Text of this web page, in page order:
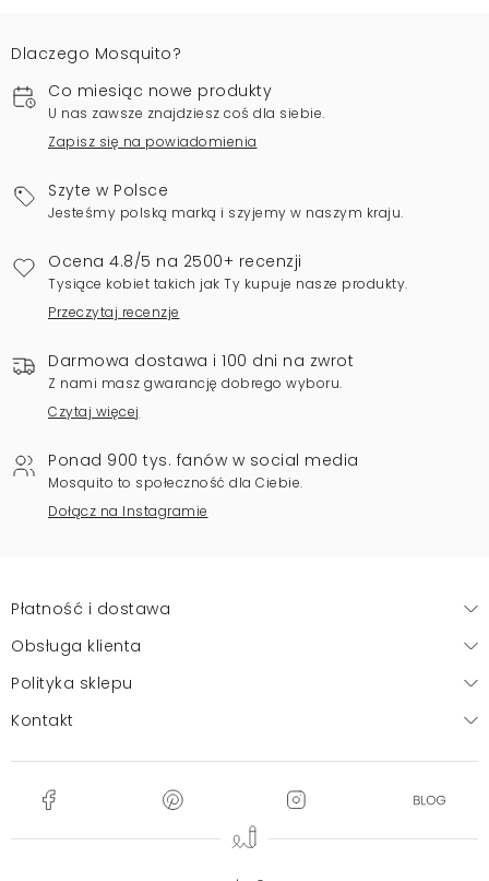
Dlaczego Mosquito?
Co miesiąc nowe produkty
U nas zawsze znajdziesz coś dla siebie.
Zapisz się na powiadomienia
Szyte w Polsce
Jesteśmy polską marką i szyjemy w naszym kraju.
Ocena 4.8/5 na 2500+ recenzji
Tysiące kobiet takich jak Ty kupuje nasze produkty.
Przeczytaj recenzje
Darmowa dostawa i 100 dni na zwrot
Z nami masz gwarancję dobrego wyboru.
Czytaj więcej
Ponad 900 tys. fanów w social media
Mosquito to społeczność dla Ciebie.
Dołącz na Instagramie
Płatność i dostawa
Obsługa klienta
Polityka sklepu
Kontakt